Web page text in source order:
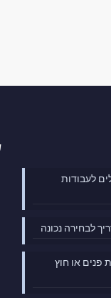
לעבודות
לבחירה נכונה
פנים או חוץ